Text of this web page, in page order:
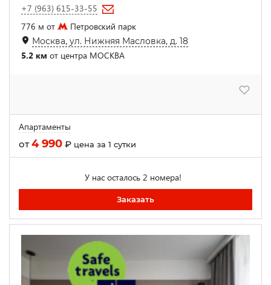
+7 (963) 615-33-55
776 м от
Петровский парк
Москва, ул. Нижняя Масловка, д. 18
5.2 км от центра МОСКВА
Апартаменты
от4 990 ₽ цена за 1 сутки
У нас осталось 2 номера!
Заказать